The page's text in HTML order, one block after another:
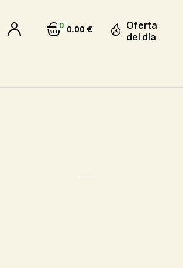
0 0 00 €
Oferta
del día